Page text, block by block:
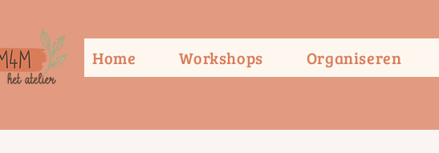
Home Workshops Organiseren